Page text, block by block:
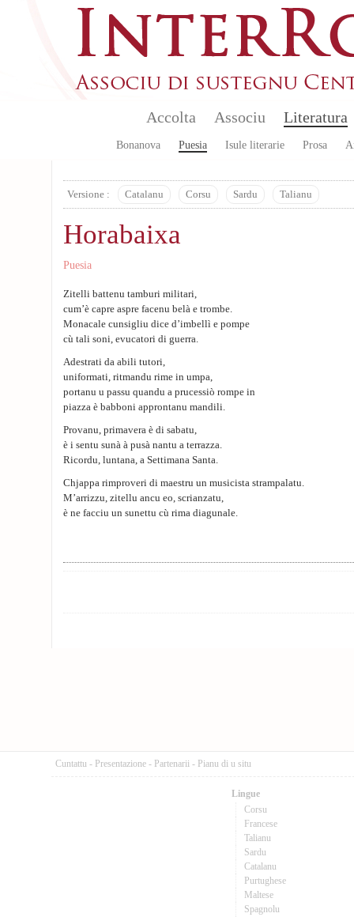
Accolta Associu Literatura
Bonanova Puesia Isule literarie Prosa
Versione : Catalanu Corsu Sardu Talianu
Horabaixa
Puesia
Zitelli battenu tamburi militari,
cum’è capre aspre facenu belà e trombe.
Monacale cunsigliu dice d’imbellì e pompe
cù tali soni, evucatori di guerra.
Adestrati da abili tutori,
uniformati, ritmandu rime in umpa,
portanu u passu quandu a prucessiò rompe in
piazza è babboni approntanu mandili.
Provanu, primavera è di sabatu,
è i sentu sunà à pusà nantu a terrazza.
Ricordu, luntana, a Settimana Santa.
Chjappa rimproveri di maestru un musicista strampalatu.
M’arrizzu, zitellu ancu eo, scrianzatu,
è ne facciu un sunettu cù rima diagunale.
Cuntattu - Presentazione - Partenarii - Pianu di u situ
Lingue
Corsu
Francese
Talianu
Sardu
Catalanu
Purtughese
Maltese
Spagnolu